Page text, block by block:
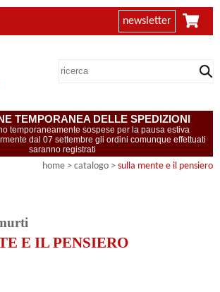
newsletter
TEMPORANEA DELLE SPEDIZIONI
temporaneamente sospese per la pausa estiva
dal 07 settembre gli ordini comunque effettuati
saranno registrati
home > catalogo > sulla mente e il pensiero
E IL PENSIERO